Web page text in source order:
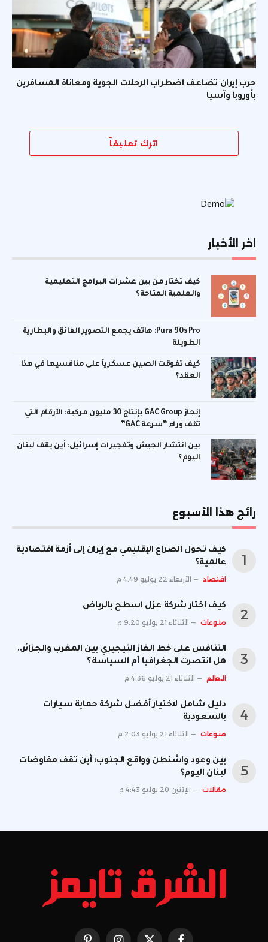
حرب إيران تضاعف اضطراب الرحلات الجوية ومعاناة المسافرين
بأوروبا وآسيا
اترك تعليقاً
اخر الأخبار
كيف تختار من بين عشرات البرامج التعليمية
والعلمية المتاحة؟
Pura 90s Pro: هاتف يجمع التصوير الفائق والبطارية
الطويلة
كيف تفوقت الصين عسكرياً على منافسيها في هذا
العقد؟
إنجاز GAC Group بإنتاج 30 مليون مركبة: الأرقام التي
تقف وراء “سرعة GAC”
بين انتشار الجيش وتفجيرات إسرائيل: أين يقف لبنان
اليوم؟
رائج هذا الأسبوع
كيف تحول الصراع الإقليمي مع إيران إلى أزمة اقتصادية
عالمية؟
اقتصاد الأربعاء 22 يوليو 4:49 م
كيف اختار شركة عزل اسطح بالرياض
منوعات الثلاثاء 21 يوليو 9:20 م
التنافس على خط الغاز النيجيري بين المغرب والجزائر..
هل انتصرت الجغرافيا أم السياسة؟
العالم الثلاثاء 21 يوليو 4:36 م
دليل شامل لاختيار أفضل شركة حماية سيارات
بالسعودية
منوعات الثلاثاء 21 يوليو 2:03 م
بين وعود واشنطن وواقع الجنوب: أين تقف مفاوضات
لبنان اليوم؟
مقالات الإثنين 20 يوليو 4:43 م